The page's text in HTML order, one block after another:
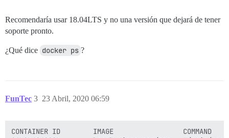
Recomendaría usar 18.04LTS y no una versión que dejará de tener
soporte pronto.
¿Qué dice docker ps ?
FunTec 23 Abril, 2020 06:59
3
CONTAINER ID        IMAGE